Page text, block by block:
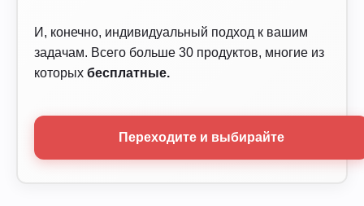
И, конечно, индивидуальный подход к вашим
задачам. Всего больше 30 продуктов, многие из
которых бесплатные.
Переходите и выбирайте